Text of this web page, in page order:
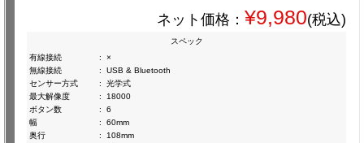
ネット価格： ¥9,980(税込)
スペック
有線接続
:
×
無線接続
:
USB & Bluetooth
センサー方式
:
光学式
最大解像度
:
18000
ボタン数
:
6
幅
:
60mm
奥行
:
108mm